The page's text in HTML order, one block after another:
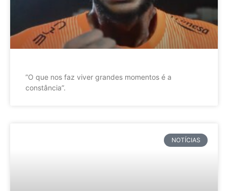
”O que nos faz viver grandes momentos é a
constância”.
NOTÍCIAS